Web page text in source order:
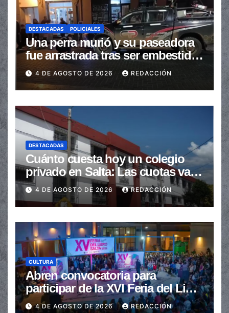
DESTACADAS POLICIALES
Una perra murió y su paseadora
fue arrastrada tras ser embestidas
en la senda peatonal
4 DE AGOSTO DE 2026 REDACCIÓN
DESTACADAS
Cuánto cuesta hoy un colegio
privado en Salta: Las cuotas van
de $110.000 a más de $600.000
4 DE AGOSTO DE 2026 REDACCIÓN
CULTURA
Abren convocatoria para
participar de la XVI Feria del Libro
de Salta
4 DE AGOSTO DE 2026 REDACCIÓN